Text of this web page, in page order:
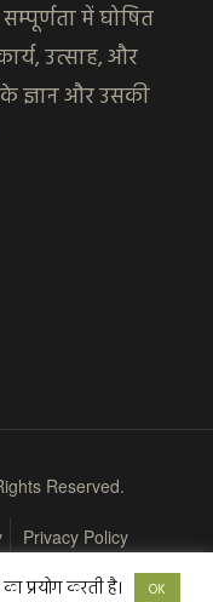
में घोषित
उत्साह, और
के ज्ञान और उसकी
Reserved.
Privacy Policy
प्रयोग करती है। OK